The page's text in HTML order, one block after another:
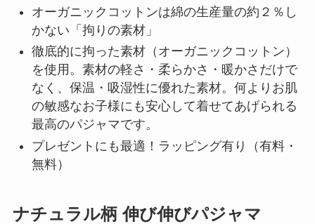
オーガニックコットンは綿の生産量の約２％し
かない「拘りの素材」
徹底的に拘った素材（オーガニックコットン）
を使用。素材の軽さ・柔らかさ・暖かさだけで
なく、保温・吸湿性に優れた素材。何よりお肌
の敏感なお子様にも安心して着せてあげられる
最高のパジャマです。
プレゼントにも最適！ラッピング有り（有料・
無料）
ナチュラル柄 伸び伸びパジャマ